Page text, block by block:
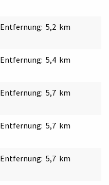
Entfernung: 5,2 km
Entfernung: 5,4 km
Entfernung: 5,7 km
Entfernung: 5,7 km
Entfernung: 5,7 km